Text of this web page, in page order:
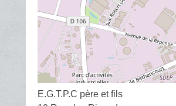
E.G.T.P.C père et fils